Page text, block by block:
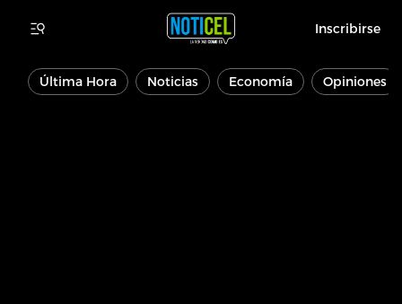
Inscribirse
Última Hora Noticias Economía Opiniones